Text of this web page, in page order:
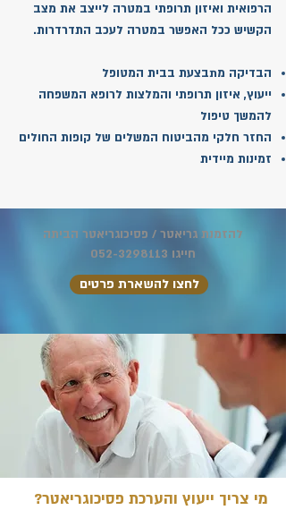
הרפואית ואיזון תרופתי במטרה לייצב את מצב
הקשיש ככל האפשר במטרה לעכב התדרדרות.
הבדיקה מתבצעת בבית המטופל
ייעוץ, איזון תרופתי והמלצות לרופא המשפחה
להמשך טיפול
החזר חלקי מהביטוח המשלים של קופות החולים
זמינות מיידית
להזמנת גריאטר / פסיכוגריאטר הביתה
חייגו 052-3298113
לחצו להשארת פרטים
מי צריך ייעוץ והערכת פסיכוגריאטר?